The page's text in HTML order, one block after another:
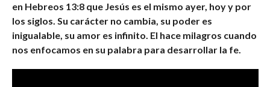
en Hebreos 13:8 que Jesús es el mismo ayer, hoy y por
los siglos. Su carácter no cambia, su poder es
inigualable, su amor es infinito. El hace milagros cuando
nos enfocamos en su palabra para desarrollar la fe.